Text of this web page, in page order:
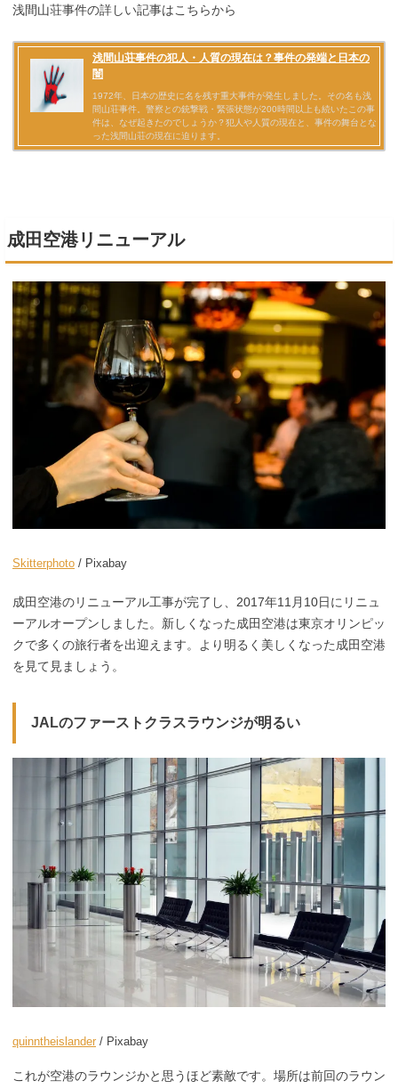
浅間山荘事件の詳しい記事はこちらから
成田空港リニューアル
Skitterphoto / Pixabay
成田空港のリニューアル工事が完了し、2017年11月10日にリニュ
ーアルオープンしました。新しくなった成田空港は東京オリンピッ
クで多くの旅行者を出迎えます。より明るく美しくなった成田空港
を見て見ましょう。
JALのファーストクラスラウンジが明るい
quinntheislander / Pixabay
これが空港のラウンジかと思うほど素敵です。場所は前回のラウン